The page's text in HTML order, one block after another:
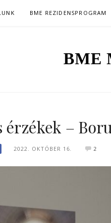
BME REZIDENSPROGRAM
BME
érzékek –
2022. OKTÓBER 16. 2